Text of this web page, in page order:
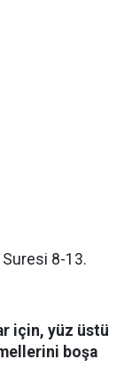
Suresi 8-13.
için, yüz üstü
boşa